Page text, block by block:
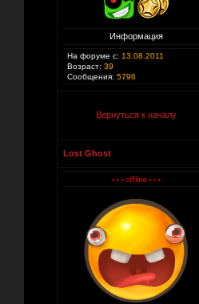
Информация
На форуме с: 13.08.2011
Возраст: 39
Сообщения: 5796
Вернуться к началу
Lost Ghost